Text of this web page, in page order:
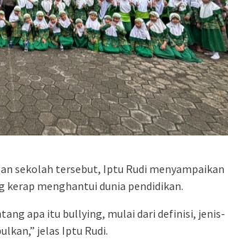
sekolah tersebut, Iptu Rudi menyampaikan
kerap menghantui dunia pendidikan.
apa itu bullying, mulai dari definisi, jenis-
jelas Iptu Rudi.